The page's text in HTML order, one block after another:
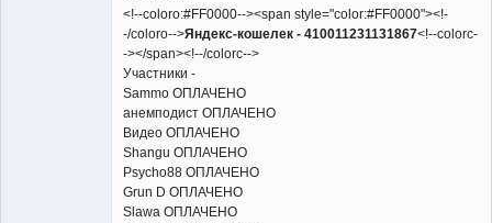
<!--coloro:#FF0000--><span style="color:#FF0000"><!-
-/coloro-->Яндекс-кошелек - 410011231131867<!--colorc-
-></span><!--/colorc-->
Участники -
Sammo ОПЛАЧЕНО
анемподист ОПЛАЧЕНО
Видео ОПЛАЧЕНО
Shangu ОПЛАЧЕНО
Psycho88 ОПЛАЧЕНО
Grun D ОПЛАЧЕНО
Slawa ОПЛАЧЕНО